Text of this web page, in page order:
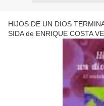
HIJOS DE UN DIOS
SIDA de ENRIQUE COSTA